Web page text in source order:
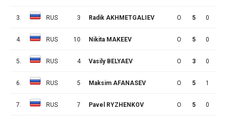
3. RUS 3 Radik AKHMETGALIEV O 5 0
4. RUS 10 Nikita MAKEEV O 5 0
5. RUS 4 Vasily BELYAEV O 3 0
6. RUS 5 Maksim AFANASEV O 5 1
7. RUS 7 Pavel RYZHENKOV O 5 0